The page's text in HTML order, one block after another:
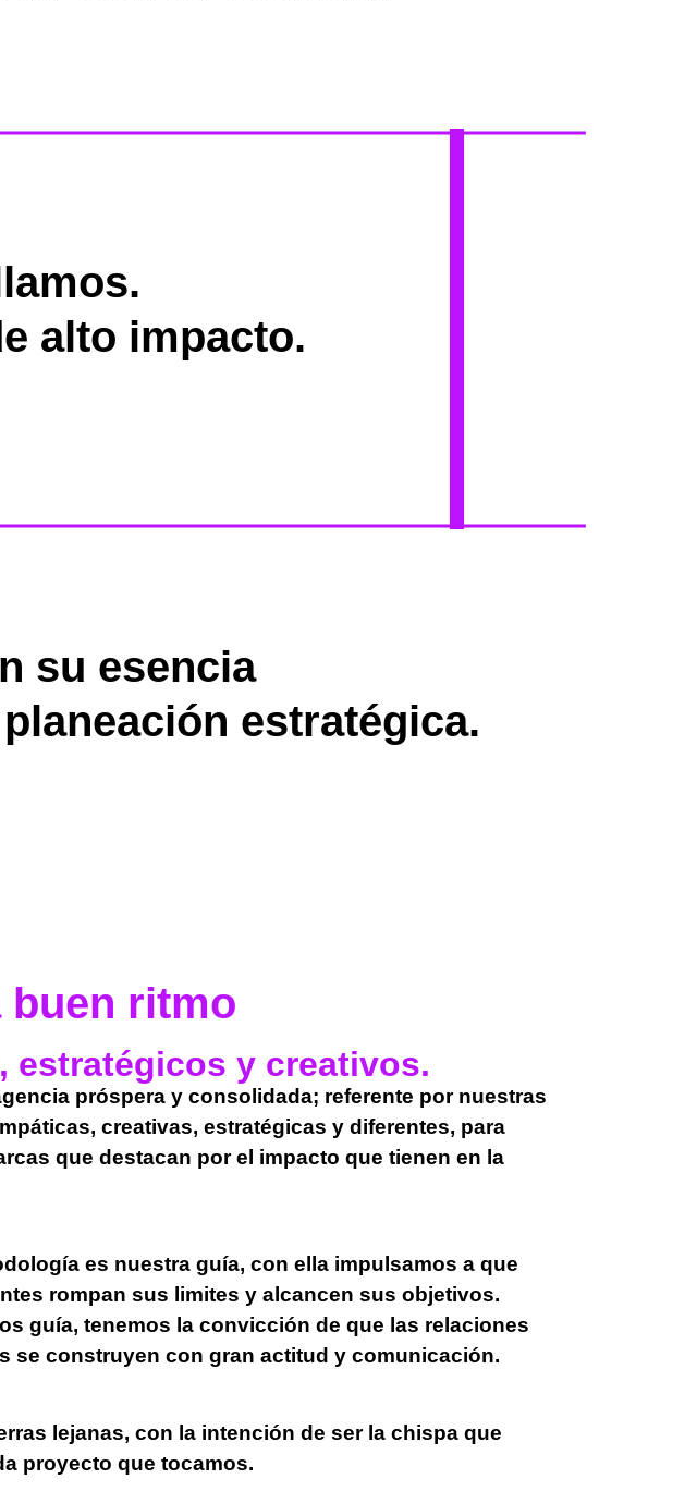
alto impacto.
su esencia
estratégica.
buen ritmo
estratégicos y creativos.
próspera y consolidada; referente por nuestras
creativas, estratégicas y diferentes, para
que destacan por el impacto que tienen en la
es nuestra guía, con ella impulsamos a que
rompan sus limites y alcancen sus objetivos.
guía, tenemos la convicción de que las relaciones
se construyen con gran actitud y comunicación.
lejanas, con la intención de ser la chispa que
proyecto que tocamos.